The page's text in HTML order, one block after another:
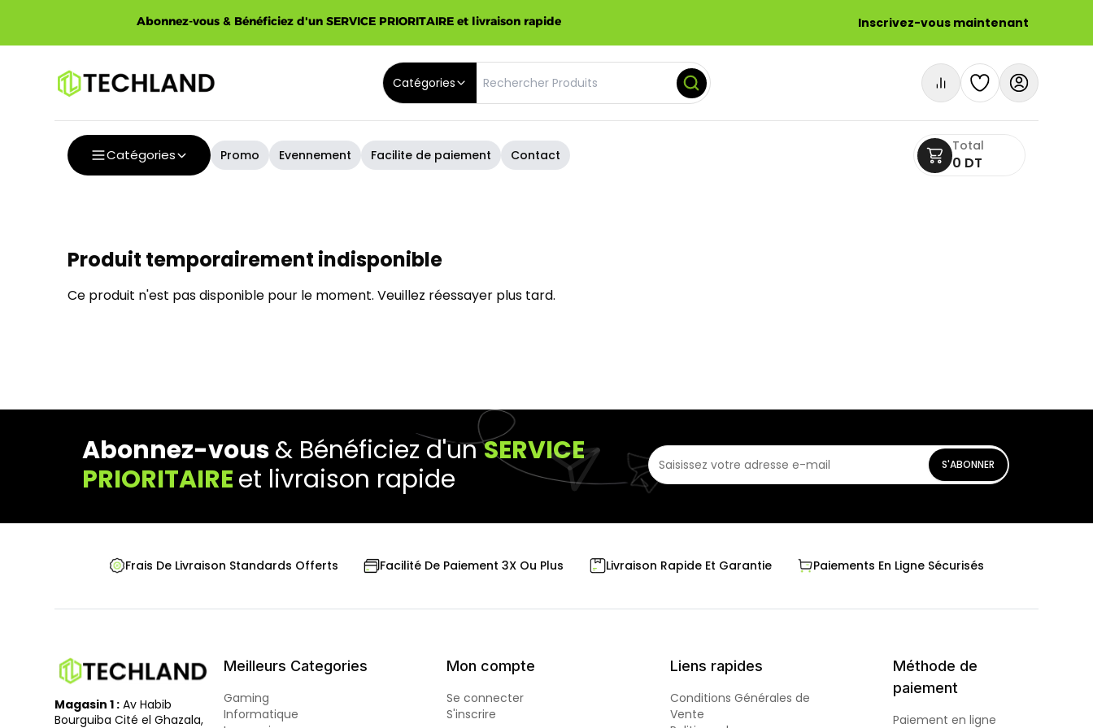
Abonnez-vous & Bénéficiez d'un SERVICE PRIORITAIRE et livraison rapide Inscrivez-vous maintenant
Catégories
Catégories Promo Evennement Facilite de paiement Contact
Total
0 DT
Produit temporairement indisponible
Ce produit n'est pas disponible pour le moment. Veuillez réessayer plus tard.
Abonnez-vous& Bénéficiez d'unSERVICE
PRIORITAIREet livraison rapide S'ABONNER
Frais De Livraison Standards Offerts Facilité De Paiement 3X Ou Plus Livraison Rapide Et Garantie Paiements En Ligne Sécurisés
Magasin 1 : Av Habib
Bourguiba Cité el Ghazala,
Meilleurs Categories
Gaming
Informatique
Mon compte
Se connecter
S'inscrire
Liens rapides
Conditions Générales de
Vente
Méthode de
paiement
Paiement en ligne